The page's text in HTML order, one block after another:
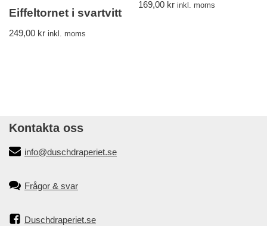
Eiffeltornet i svartvitt
249,00 kr inkl. moms
169,00 kr inkl. moms
Kontakta oss
info@duschdraperiet.se
Frågor & svar
Duschdraperiet.se